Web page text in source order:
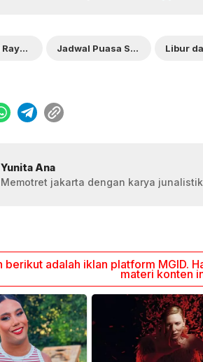
Kapan Hari Raya Idul Adha 2025 Jadwal Puasa Sunnah
Yunita Ana
Memotret jakarta dengan karya junalistik